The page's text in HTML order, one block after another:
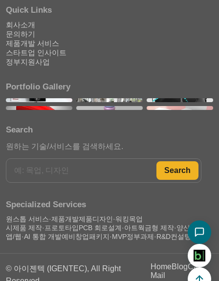
Quick Links
회사소개
문의하기
제품개발 서비스
스타트업 인사이트
정부지원사업
Portfolio Gallery
Search
원하는 기술/서비스를 검색하세요.
Search
Specialized Services
원스톱 서비스·제품개발제품디자인·워킹목업
시제품 제작·프로토타입 PCB 회로설계·아트웍 금형 제작·양산 준비
앱/웹·AI 통합 개발예비창업패키지·MVP정부과제·R&D컨설팅
© 아이젠텍 (IGENTEC), All Right
HomeBlogCall
Mail